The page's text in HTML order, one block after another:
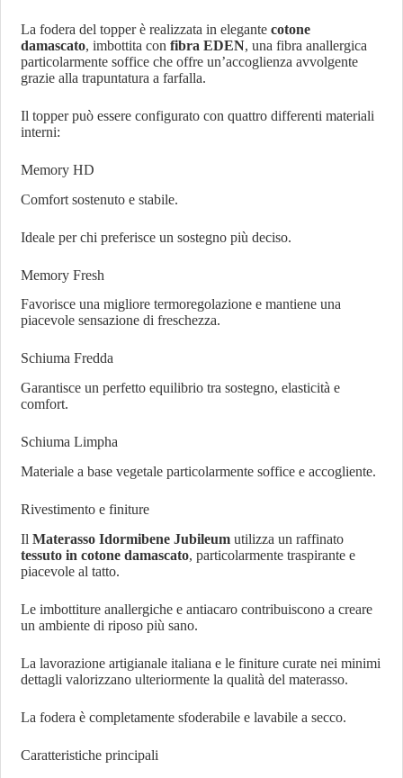
La fodera del topper è realizzata in elegantecotone
damascato, imbottita confibra EDEN, una fibra anallergica
particolarmente soffice che offre un’accoglienza avvolgente
grazie alla trapuntatura a farfalla.
Il topper può essere configurato con quattro differenti materiali
interni:
Memory HD
Comfort sostenuto e stabile.
Ideale per chi preferisce un sostegno più deciso.
Memory Fresh
Favorisce una migliore termoregolazione e mantiene una
piacevole sensazione di freschezza.
Schiuma Fredda
Garantisce un perfetto equilibrio tra sostegno, elasticità e
comfort.
Schiuma Limpha
Materiale a base vegetale particolarmente soffice e accogliente.
Rivestimento e finiture
IlMaterasso Idormibene Jubileum utilizza un raffinato
tessuto in cotone damascato, particolarmente traspirante e
piacevole al tatto.
Le imbottiture anallergiche e antiacaro contribuiscono a creare
un ambiente di riposo più sano.
La lavorazione artigianale italiana e le finiture curate nei minimi
dettagli valorizzano ulteriormente la qualità del materasso.
La fodera è completamente sfoderabile e lavabile a secco.
Caratteristiche principali